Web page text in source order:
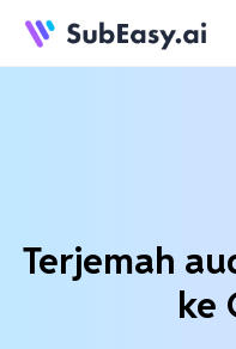
Terjemah
ke